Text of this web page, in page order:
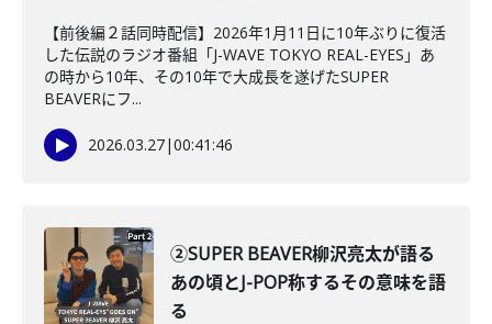
【前後編２話同時配信】2026年1月11日に10年ぶりに復活
した伝説のラジオ番組「J-WAVE TOKYO REAL-EYES」あ
の時から10年、その10年で大成長を遂げたSUPER
BEAVERにフ...
2026.03.27|00:41:46
②SUPER BEAVER柳沢亮太が語る
あの頃とJ-POP称するその意味を語
る